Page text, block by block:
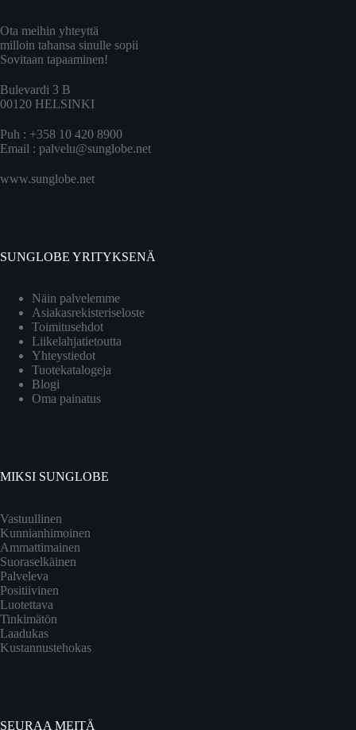
Ota meihin yhteyttä
milloin tahansa sinulle sopii
Sovitaan tapaaminen!
Bulevardi 3 B
00120 HELSINKI
Puh : +358 10 420 8900
Email : palvelu@sunglobe.net
www.sunglobe.net
SUNGLOBE YRITYKSENÄ
Näin palvelemme
Asiakasrekisteriseloste
Toimitusehdot
Liikelahjatietoutta
Yhteystiedot
Tuotekatalogeja
Blogi
Oma painatus
MIKSI SUNGLOBE
Vastuullinen
Kunnianhimoinen
Ammattimainen
Suoraselkäinen
Palveleva
Positiivinen
Luotettava
Tinkimätön
Laadukas
Kustannustehokas
SEURAA MEITÄ